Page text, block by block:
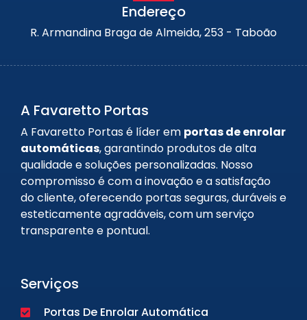
Endereço
R. Armandina Braga de Almeida, 253 - Taboão
A Favaretto Portas
A Favaretto Portas é líder em portas de enrolar
automáticas, garantindo produtos de alta
qualidade e soluções personalizadas. Nosso
compromisso é com a inovação e a satisfação
do cliente, oferecendo portas seguras, duráveis e
esteticamente agradáveis, com um serviço
transparente e pontual.
Serviços
Portas De Enrolar Automática